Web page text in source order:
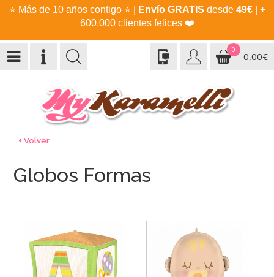
⭐ Más de 10 años contigo ⭐ Envío GRATIS desde 49€| +
600.000 clientes felices ❤️
0
0,00€
Volver
Globos Formas